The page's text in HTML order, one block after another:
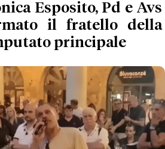
Esposito, Pd e Avs
il fratello della
principale